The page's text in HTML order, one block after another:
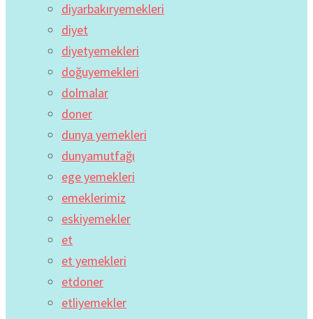
diyarbakıryemekleri
diyet
diyetyemekleri
doğuyemekleri
dolmalar
doner
dunya yemekleri
dunyamutfağı
ege yemekleri
emeklerimiz
eskiyemekler
et
et yemekleri
etdoner
etliyemekler